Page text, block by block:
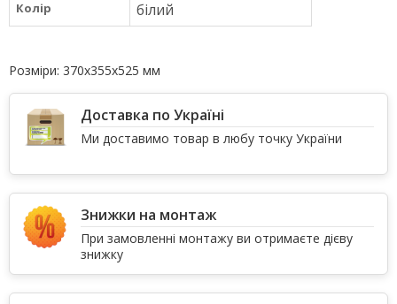
Колір білий
Розміри: 370х355х525 мм
Доставка по Україні
Ми доставимо товар в любу точку України
Знижки на монтаж
При замовленні монтажу ви отримаєте дієву
знижку